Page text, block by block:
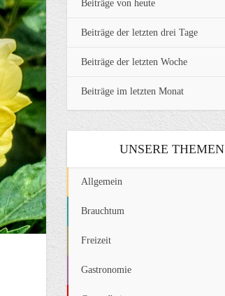
Beiträge von heute
Beiträge der letzten drei Tage
Beiträge der letzten Woche
Beiträge im letzten Monat
UNSERE THEMEN
Allgemein
Brauchtum
Freizeit
Gastronomie